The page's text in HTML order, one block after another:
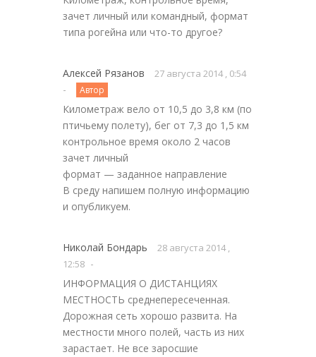
зачет личный или командный, формат
типа рогейна или что-то другое?
Алексей Рязанов 27 августа 2014 , 0:54
- Автор
Километраж вело от 10,5 до 3,8 км (по
птичьему полету), бег от 7,3 до 1,5 км
контрольное время около 2 часов
зачет личный
формат — заданное направление
В среду напишем полную информацию
и опубликуем.
Николай Бондарь
28 августа 2014 ,
12:58 -
ИНФОРМАЦИЯ О ДИСТАНЦИЯХ
МЕСТНОСТЬ среднепересеченная.
Дорожная сеть хорошо развита. На
местности много полей, часть из них
зарастает. Не все заросшие